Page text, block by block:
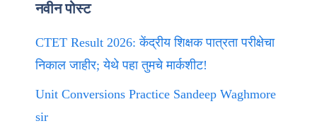
नवीन पोस्ट
CTET Result 2026: केंद्रीय शिक्षक पात्रता परीक्षेचा
निकाल जाहीर; येथे पहा तुमचे मार्कशीट!
Unit Conversions Practice Sandeep Waghmore
sir